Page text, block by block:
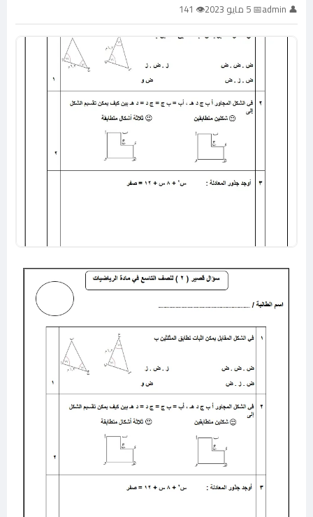
👤 admin 📅 5 مايو 2023 👁 141